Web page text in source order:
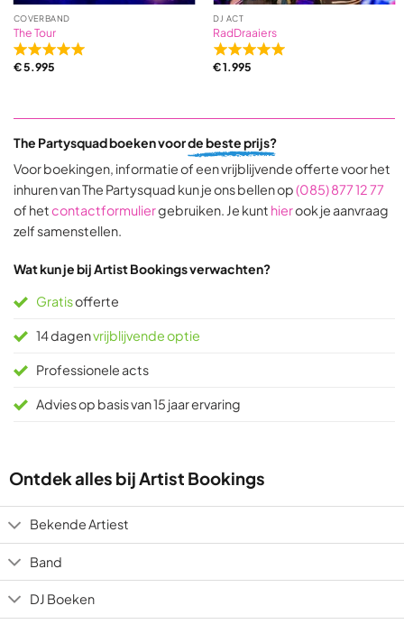
COVERBAND
The Tour
Rated
5,0
based
31
ratings
€5.995
DJ ACT
RadDraaiers
Rated
5,0
based
on
9
ratings
€1.995
The Partysquad boeken voorde beste prijs?
Voor boekingen, informatie of een vrijblijvende offerte voor het
inhuren van The Partysquad kun je ons bellen op(085) 877 12 77
of hetcontactformuliergebruiken. Je kunt hierook je aanvraag
zelf samenstellen.
Wat kun je bij Artist Bookings verwachten?
Gratisofferte
14 dagenvrijblijvende optie
Professionele acts
Advies op basis van 15 jaar ervaring
Ontdek alles bij Artist Bookings
Bekende Artiest
Band
DJ Boeken